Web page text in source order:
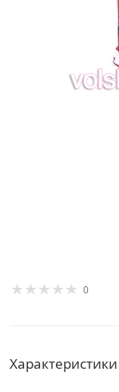
0
Характеристики